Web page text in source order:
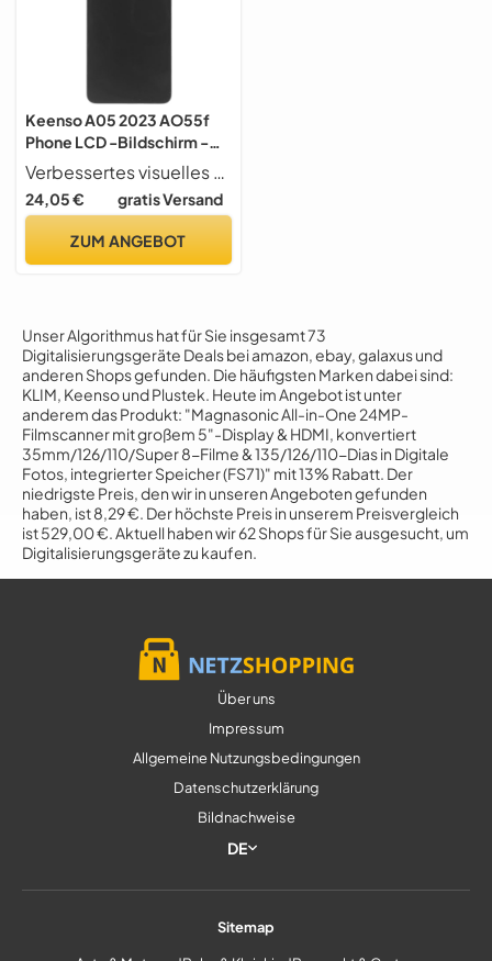
Keenso A05 2023 AO55f
Phone LCD -Bildschirm -
Touchscreme Installation
Netto Visualerlebnis für
Änderung Professionelles
Touchscreen LCD Material
Verbessertes visuelles Erlebnis Genießen Sie die außergewöhnliche Farbgenauigkeit, Klarheit und Schärfe mit dieser Installation von LCD -Bildschirm -Touchscreen.
24,05 € gratis Versand
ZUM ANGEBOT
Unser Algorithmus hat für Sie insgesamt 73
Digitalisierungsgeräte Deals bei amazon, ebay, galaxus und
anderen Shops gefunden. Die häufigsten Marken dabei sind:
KLIM, Keenso und Plustek. Heute im Angebot ist unter
anderem das Produkt: "Magnasonic All-in-One 24MP-
Filmscanner mit großem 5"-Display & HDMI, konvertiert
35mm/126/110/Super 8-Filme & 135/126/110-Dias in Digitale
Fotos, integrierter Speicher (FS71)" mit 13% Rabatt. Der
niedrigste Preis, den wir in unseren Angeboten gefunden
haben, ist 8,29 €. Der höchste Preis in unserem Preisvergleich
ist 529,00 €. Aktuell haben wir 62 Shops für Sie ausgesucht, um
Digitalisierungsgeräte zu kaufen.
Über uns
Impressum
Allgemeine Nutzungsbedingungen
Datenschutzerklärung
Bildnachweise
DE
Sitemap